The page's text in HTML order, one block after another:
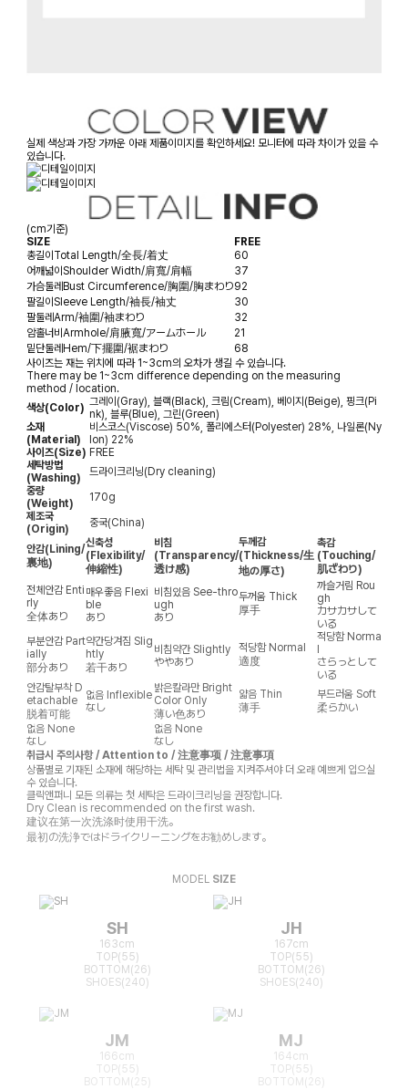
실제 색상과 가장 가까운 아래 제품이미지를 확인하세요! 모니터에 따라 차이가 있을 수
있습니다.
(cm기준)
SIZE
FREE
총길이 Total Length/全長/着丈
60
어깨넓이 Shoulder Width/肩寬/肩幅
37
가슴둘레 Bust Circumference/胸圍/胸まわり92
팔길이 Sleeve Length/袖長/袖丈
30
팔둘레 Arm/袖圍/袖まわり
32
암홀너비 Armhole/肩腋寬/アームホール
21
밑단둘레 Hem/下擺圍/裾まわり
68
사이즈는 재는 위치에 따라 1~3cm의 오차가 생길 수 있습니다.
There may be 1~3cm difference depending on the measuring
method / location.
색상(Color) 그레이(Gray), 블랙(Black), 크림(Cream), 베이지(Beige), 핑크(Pi
nk), 블루(Blue), 그린(Green)
소재
(Material)
비스코스(Viscose) 50%, 폴리에스터(Polyester) 28%, 나일론(Ny
lon) 22%
사이즈(Size) FREE
세탁방법
(Washing)
드라이크리닝(Dry cleaning)
중량
(Weight)
170g
제조국
(Origin)
중국(China)
안감(Lining/
裏地)
신축성
(Flexibility/
伸縮性)
비침
(Transparency/
透け感)
두께감
(Thickness/生
地の厚さ)
촉감
(Touching/
肌ざわり)
전체안감 Enti
rly
全体あり
매우좋음 Flexi
ble
あり
비침있음 See-thro
ugh
あり
두꺼움 Thick
厚手
까슬거림 Rou
gh
カサカサして
いる
부분안감 Part
ially
部分あり
약간당겨짐 Slig
htly
若干あり
비침약간 Slightly
ややあり
적당함 Normal
適度
적당함 Norma
さらっとして
いる
안감탈부착 D
etachable
脱着可能
없음 Inflexible
なし
밝은칼라만 Bright
Color Only
薄い色あり
얇음 Thin
薄手
부드러움 Soft
柔らかい
없음 None
なし
없음 None
なし
취급시 주의사항 / Attention to / 注意事项 / 注意事項
상품별로 기재된 소재에 해당하는 세탁 및 관리법을 지켜주셔야 더 오래 예쁘게 입으실
수 있습니다.
클릭앤퍼니 모든 의류는 첫 세탁은 드라이크리닝을 권장합니다.
Dry Clean is recommended on the first wash.
建议在第一次洗涤时使用干洗。
最初の洗浄ではドライクリーニングをお勧めします。
MODEL SIZE
SH
163cm
TOP(55)
BOTTOM(26)
SHOES(240)
JH
167cm
TOP(55)
BOTTOM(26)
SHOES(240)
JM
166cm
TOP(55)
BOTTOM(25)
MJ
164cm
TOP(55)
BOTTOM(26)